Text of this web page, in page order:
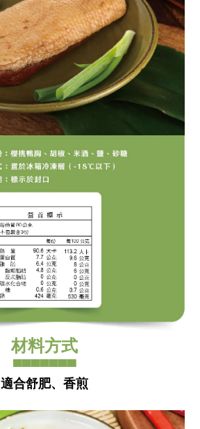
材料方式
▀▀▀▀▀▀▀
適合舒肥、香煎